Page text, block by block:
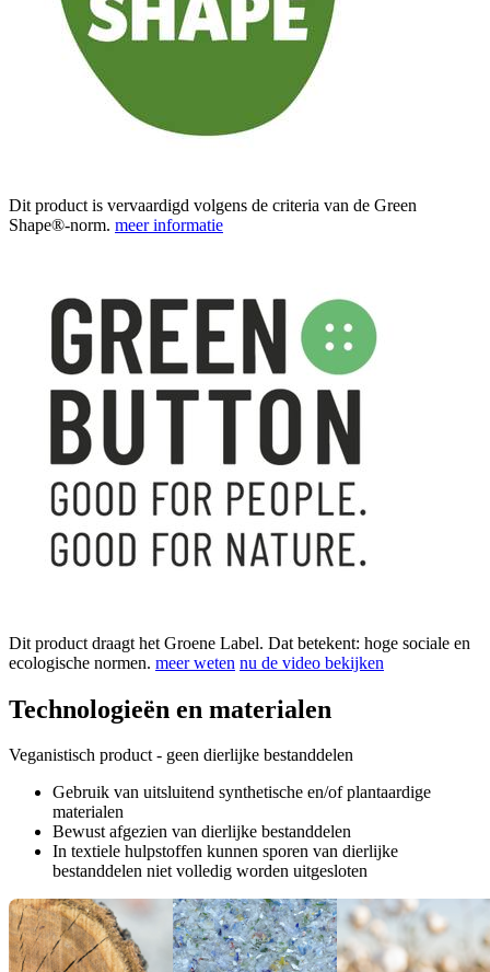
Dit product is vervaardigd volgens de criteria van de Green
Shape®-norm. meer informatie
Dit product draagt het Groene Label. Dat betekent: hoge sociale en
ecologische normen. meer weten nu de video bekijken
Technologieën en materialen
Veganistisch product - geen dierlijke bestanddelen
Gebruik van uitsluitend synthetische en/of plantaardige
materialen
Bewust afgezien van dierlijke bestanddelen
In textiele hulpstoffen kunnen sporen van dierlijke
bestanddelen niet volledig worden uitgesloten